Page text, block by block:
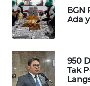
BGN
Ada
950
Tak
LISTRIK
MASYARAKAT
KELISTRIKAN
WALINKI
ID